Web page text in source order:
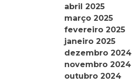
abril 2025
março 2025
fevereiro 2025
janeiro 2025
dezembro 2024
novembro 2024
outubro 2024